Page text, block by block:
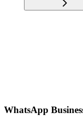
WhatsApp